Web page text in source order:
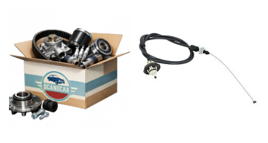
LISTE
D’ENVIE
LISTE
D’ENVIE